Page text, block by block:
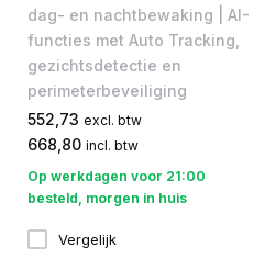
dag- en nachtbewaking | AI-
functies met Auto Tracking,
gezichtsdetectie en
perimeterbeveiliging
552,73 excl. btw
668,80 incl. btw
Op werkdagen voor 21:00
besteld, morgen in huis
Vergelijk